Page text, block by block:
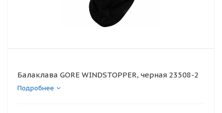
Балаклава GORE WINDSTOPPER, черная 23508-2
Подробнее